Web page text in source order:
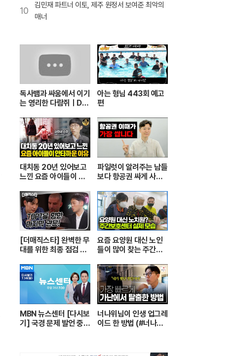
10
김민재 파트너 이토, 제주 원정서 보여준 최악의
매너
독사뱀과 싸움에서 이기
는 영리한 다람쥐ㅣDu
tupai 치열한 동물싸움
ㅣ놀라운 동물싸움
아는 형님 443회 예고
편
대치동 20년 있어보고
느낀 요즘 아이들이 안
장 3부]
파일럿이 알려주는 남들
보다 항공권 싸게 사는
[더매직스타] 완벽한 무
대를 위한 최종 점검 현
요즘 요양원 대신 노인
들이 많이 찾는 주간보
어르신들 손발이 되어주
는 요양보호사의 하루
┃주간보호센터 24시
┃PD로그┃#골라듄다
큐
MBN 뉴스센터 [다시보
기] 국경 문제 발언 중
너나위님이 인생 업그레
이드 한 방법 (#너나위